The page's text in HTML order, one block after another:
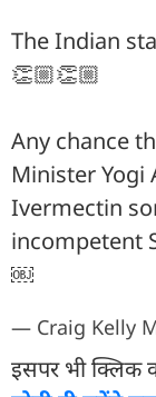
The Indian
👏🏼👏🏼
Any chance
Minister Yogi
Ivermectin
incompetent
￼
— Craig Kelly
इसपर भी क्लिक